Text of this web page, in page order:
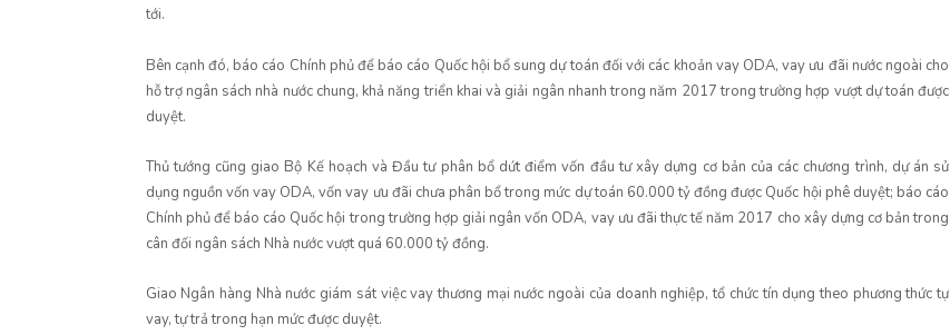
tới.
Bên cạnh đó, báo cáo Chính phủ để báo cáo Quốc hội bổ sung dự toán đối với các khoản vay ODA, vay ưu đãi nước ngoài cho
hỗ trợ ngân sách nhà nước chung, khả năng triển khai và giải ngân nhanh trong năm 2017 trong trường hợp vượt dự toán được
duyệt.
Thủ tướng cũng giao Bộ Kế hoạch và Đầu tư phân bổ dứt điểm vốn đầu tư xây dựng cơ bản của các chương trình, dự án sử
dụng nguồn vốn vay ODA, vốn vay ưu đãi chưa phân bổ trong mức dự toán 60.000 tỷ đồng được Quốc hội phê duyệt; báo cáo
Chính phủ để báo cáo Quốc hội trong trường hợp giải ngân vốn ODA, vay ưu đãi thực tế năm 2017 cho xây dựng cơ bản trong
cân đối ngân sách Nhà nước vượt quá 60.000 tỷ đồng.
Giao Ngân hàng Nhà nước giám sát việc vay thương mại nước ngoài của doanh nghiệp, tổ chức tín dụng theo phương thức tự
vay, tự trả trong hạn mức được duyệt.